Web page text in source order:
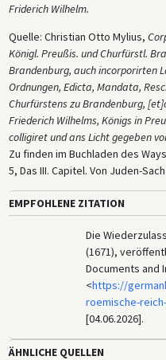
Friderich Wilhelm.
Quelle: Christian Otto Mylius,
Königl. Preußis. und Churfürstl.
Brandenburg, auch incorporirten
Ordnungen, Edicta, Mandata,
Churfürstens zu Brandenburg,
Friederich Wilhelms, Königs in
colligiret und ans Licht gegeben
Zu finden im Buchladen des
5, Das III. Capitel. Von Juden-
EMPFOHLENE ZITATION
Die
(1671),
Documents and
<https://
roemische-
[04.06.2026].
ÄHNLICHE QUELLEN